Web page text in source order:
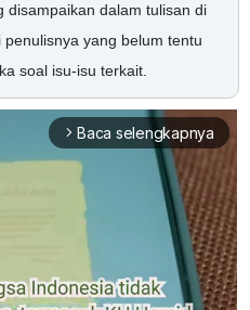
disampaikan dalam tulisan di
yang belum tentu
soal isu-isu terkait.
arrow_forward_ios Baca selengkapnya